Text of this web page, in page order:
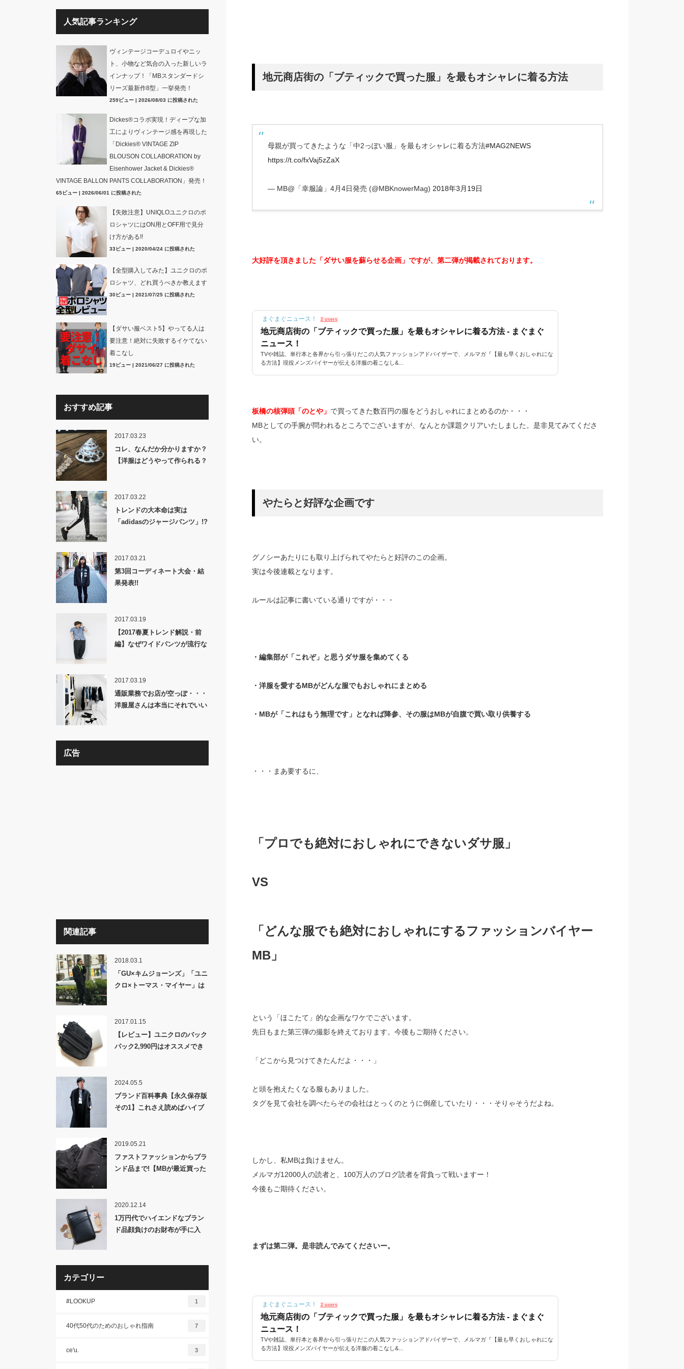
地元商店街の「ブティックで買った服」を最もオシャレに着る方法
母親が買ってきたような「中2っぽい服」を最もオシャレに着る方法#MAG2NEWS
https://t.co/fxVaj5zZaX
— MB@「幸服論」4月4日発売 (@MBKnowerMag) 2018年3月19日
大好評を頂きました「ダサい服を蘇らせる企画」ですが、第二弾が掲載されております。
まぐまぐニュース！ 2 users
地元商店街の「ブティックで買った服」を最もオシャレに着る方法 - まぐまぐ
ニュース！
TVや雑誌、単行本と各界から引っ張りだこの人気ファッションアドバイザーで、メルマガ『【最も早くおしゃれにな
る方法】現役メンズバイヤーが伝える洋服の着こなし&...
板橋の核弾頭「のとや」 で買ってきた数百円の服をどうおしゃれにまとめるのか・・・
MBとしての手腕が問われるところでございますが、なんとか課題クリアいたしました。是非見てみてくださ
い。
やたらと好評な企画です
グノシーあたりにも取り上げられてやたらと好評のこの企画。
実は今後連載となります。
ルールは記事に書いている通りですが・・・
・編集部が「これぞ」と思うダサ服を集めてくる
・洋服を愛するMBがどんな服でもおしゃれにまとめる
・MBが「これはもう無理です」となれば降参、その服はMBが自腹で買い取り供養する
・・・まあ要するに、
「プロでも絶対におしゃれにできないダサ服」
VS
「どんな服でも絶対におしゃれにするファッションバイヤー
MB」
という「ほこたて」的な企画なワケでございます。
先日もまた第三弾の撮影を終えております。今後もご期待ください。
「どこから見つけてきたんだよ・・・」
と頭を抱えたくなる服もありました。
タグを見て会社を調べたらその会社はとっくのとうに倒産していたり・・・そりゃそうだよね。
しかし、私MBは負けません。
メルマガ12000人の読者と、100万人のブログ読者を背負って戦いますー！
今後もご期待ください。
まずは第二弾。是非読んでみてくださいー。
まぐまぐニュース！ 2 users
地元商店街の「ブティックで買った服」を最もオシャレに着る方法 - まぐまぐ
ニュース！
TVや雑誌、単行本と各界から引っ張りだこの人気ファッションアドバイザーで、メルマガ『【最も早くおしゃれにな
る方法】現役メンズバイヤーが伝える洋服の着こなし&...
人気記事ランキング
ヴィンテージコーデュロイやニッ
ト、小物など気合の入った新しいラ
インナップ！「MBスタンダードシ
リーズ最新作8型」一挙発売！
259ビュー| 2026/08/03 に投稿された
Dickes®コラボ実現！ディープな加
工によりヴィンテージ感を再現した
「Dickies® VINTAGE ZIP
BLOUSON COLLABORATION by
Eisenhower Jacket & Dickies®
VINTAGE BALLON PANTS COLLABORATION」発売！
65ビュー| 2026/06/01 に投稿された
【失敗注意】UNIQLOユニクロのポ
ロシャツにはON用とOFF用で見分
け方がある!!
33ビュー| 2020/04/24 に投稿された
【全型購入してみた】ユニクロのポ
ロシャツ、どれ買うべきか教えます
30ビュー| 2021/07/25 に投稿された
【ダサい服ベスト5】やってる人は
要注意！絶対に失敗するイケてない
着こなし
19ビュー| 2021/06/27 に投稿された
おすすめ記事
2017.03.23
コレ、なんだか分かりますか？
【洋服はどうやって作られる？
2017.03.22
トレンドの大本命は実は
「adidasのジャージパンツ」!?
2017.03.21
第3回コーディネート大会・結
果発表!!
2017.03.19
【2017春夏トレンド解説・前
編】なぜワイドパンツが流行な
2017.03.19
通販業務でお店が空っぽ・・・
洋服屋さんは本当にそれでいい
広告
関連記事
2018.03.1
「GU×キムジョーンズ」「ユニ
クロ×トーマス・マイヤー」は
2017.01.15
【レビュー】ユニクロのバック
パック2,990円はオススメでき
2024.05.5
ブランド百科事典【永久保存版
その1】これさえ読めばハイブ
2019.05.21
ファストファッションからブラ
ンド品まで!【MBが最近買った
2020.12.14
1万円代でハイエンドなブラン
ド品顔負けのお財布が手に入
カテゴリー
#LOOKUP 1
40代50代のためのおしゃれ指南 7
ce'u. 3